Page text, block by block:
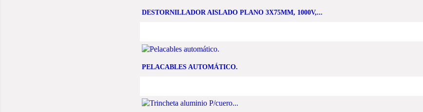
DESTORNILLADOR AISLADO PLANO 3X75MM, 1000V,...
PELACABLES AUTOMÁTICO.